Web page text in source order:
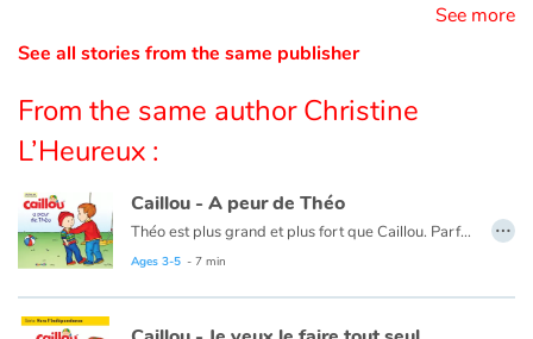
Help
Family
Schools
Libraries
Videos & Tutorials
See more
See all stories from the same publisher
From the same author Christine
L’Heureux :
Caillou - A peur de Théo
Théo est plus grand et plus fort que Caillou. Parfois, il utilise la force pour obtenir ce qu'il veut.
Ce livre est aussi disponible en anglais :
Ages 3-5 - 7 min
…